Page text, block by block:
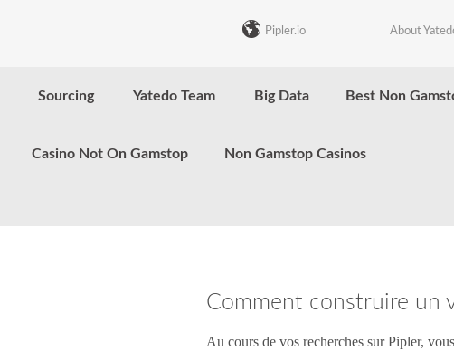
Pipler.io About
Sourcing Yatedo Team Big Data Best Non
Casino Not On Gamstop Non Gamstop Casinos
Comment construire un
Au cours de vos recherches sur Pipler,